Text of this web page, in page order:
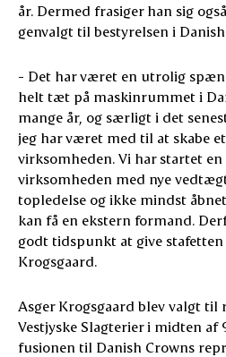
år. Dermed frasiger han sig
genvalgt til bestyrelsen i
- Det har været en utrolig
helt tæt på maskinrummet i
mange år, og særligt i det
jeg har været med til at skabe
virksomheden. Vi har startet
virksomheden med nye
topledelse og ikke mindst
kan få en ekstern formand.
godt tidspunkt at give stafetten
Krogsgaard.
Asger Krogsgaard blev valgt
Vestjyske Slagterier i midten af
fusionen til Danish Crowns